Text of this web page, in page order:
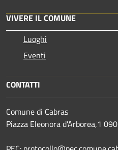
VIVERE IL COMUNE
Luoghi
Eventi
CONTATTI
Comune di Cabras
Piazza Eleonora d'Arborea,1